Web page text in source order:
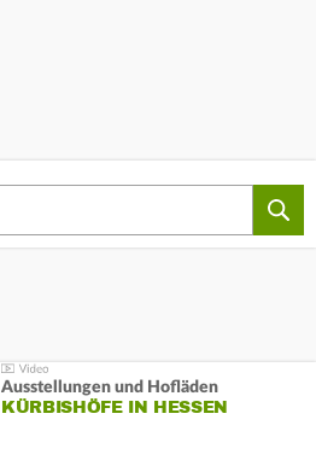
Ausstellungen und Hofläden
KÜRBISHÖFE IN HESSEN